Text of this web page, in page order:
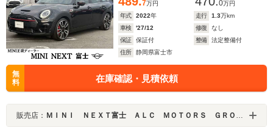
7万円 0万円
年式
2022年 走行 1.3万km
車検
'27/12 修復
なし
保証
保証付 整備
法定整備付
住所
静岡県富士市
無
料
在庫確認・見積依頼
販売店： ＭＩＮＩ ＮＥＸＴ富士 ＡＬＣ ＭＯＴＯＲＳ ＧＲＯＵＰ